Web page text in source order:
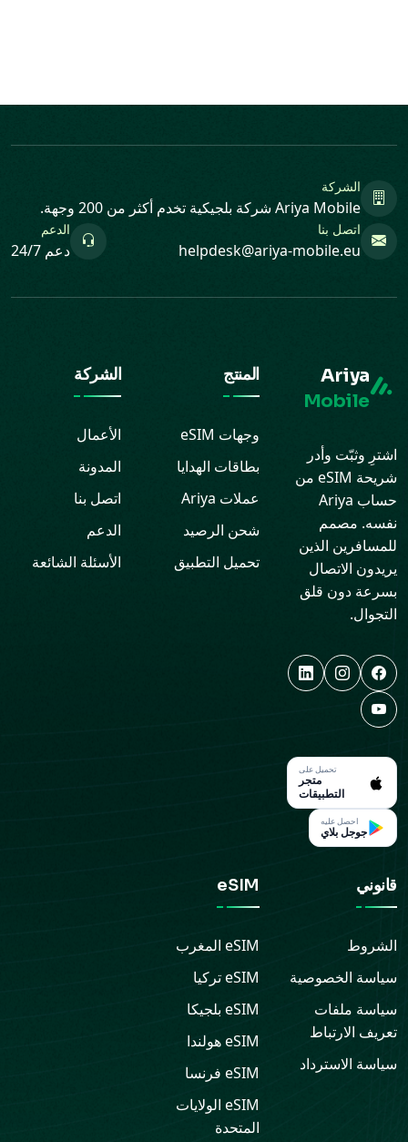
الشركة
Ariya Mobile شركة بلجيكية تخدم أكثر من 200 وجهة.
اتصل بنا
helpdesk@ariya-mobile.eu
الدعم
دعم 24/7
Ariya
Mobile
اشترِ وثبّت وأدر
شريحة eSIM من
حساب Ariya
نفسه. مصمم
للمسافرين الذين
يريدون الاتصال
بسرعة دون قلق
التجوال.
تحميل على
متجر
التطبيقات
احصل عليه
جوجل بلاي
المنتج
وجهات eSIM
بطاقات الهدايا
عملات Ariya
شحن الرصيد
تحميل التطبيق
الشركة
الأعمال
المدونة
اتصل بنا
الدعم
الأسئلة الشائعة
قانوني
الشروط
سياسة الخصوصية
سياسة ملفات
تعريف الارتباط
سياسة الاسترداد
eSIM
eSIM المغرب
eSIMتركيا
eSIM بلجيكا
eSIMهولندا
eSIM فرنسا
eSIM الولايات
المتحدة